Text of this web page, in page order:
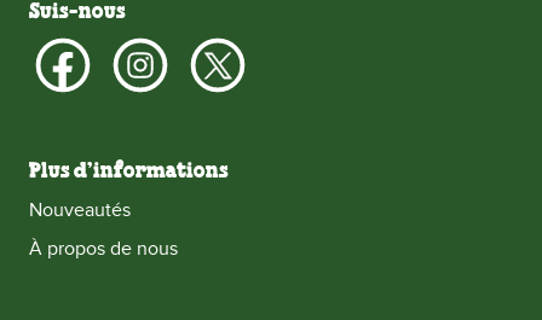
Suis-nous
Plus d’informations
Nouveautés
À propos de nous